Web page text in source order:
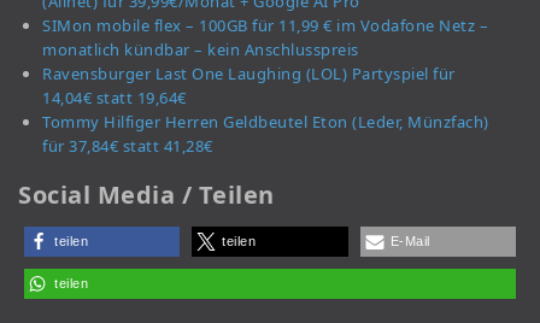
SIMon mobile flex – 100GB für 11,99 € im Vodafone Netz –
monatlich kündbar – kein Anschlusspreis
Ravensburger Last One Laughing (LOL) Partyspiel für
14,04€ statt 19,64€
Tommy Hilfiger Herren Geldbeutel Eton (Leder, Münzfach)
für 37,84€ statt 41,28€
Social Media / Teilen
teilen teilen E-Mail
teilen